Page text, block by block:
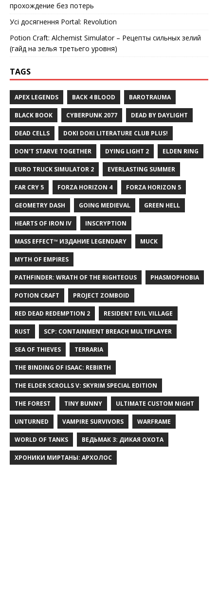
прохождение без потерь
Усі досягнення Portal: Revolution
Potion Craft: Alchemist Simulator – Рецепты сильных зелий
(гайд на зелья третьего уровня)
TAGS
APEX LEGENDS BACK 4 BLOOD BAROTRAUMA
BLACK BOOK CYBERPUNK 2077 DEAD BY DAYLIGHT
DEAD CELLS DOKI DOKI LITERATURE CLUB PLUS!
DON'T STARVE TOGETHER DYING LIGHT 2 ELDEN RING
EURO TRUCK SIMULATOR 2 EVERLASTING SUMMER
FAR CRY 5 FORZA HORIZON 4 FORZA HORIZON 5
GEOMETRY DASH GOING MEDIEVAL GREEN HELL
HEARTS OF IRON IV INSCRYPTION
MASS EFFECT™ ИЗДАНИЕ LEGENDARY MUCK
MYTH OF EMPIRES
PATHFINDER: WRATH OF THE RIGHTEOUS PHASMOPHOBIA
POTION CRAFT PROJECT ZOMBOID
RED DEAD REDEMPTION 2 RESIDENT EVIL VILLAGE
RUST SCP: CONTAINMENT BREACH MULTIPLAYER
SEA OF THIEVES TERRARIA
THE BINDING OF ISAAC: REBIRTH
THE ELDER SCROLLS V: SKYRIM SPECIAL EDITION
THE FOREST TINY BUNNY ULTIMATE CUSTOM NIGHT
UNTURNED VAMPIRE SURVIVORS WARFRAME
WORLD OF TANKS ВЕДЬМАК 3: ДИКАЯ ОХОТА
ХРОНИКИ МИРТАНЫ: АРХОЛОС